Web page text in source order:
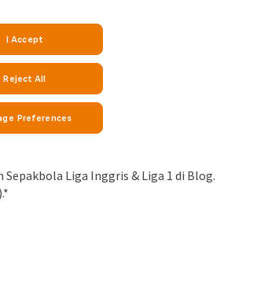
Liga Inggris & Liga 1 di Blog.